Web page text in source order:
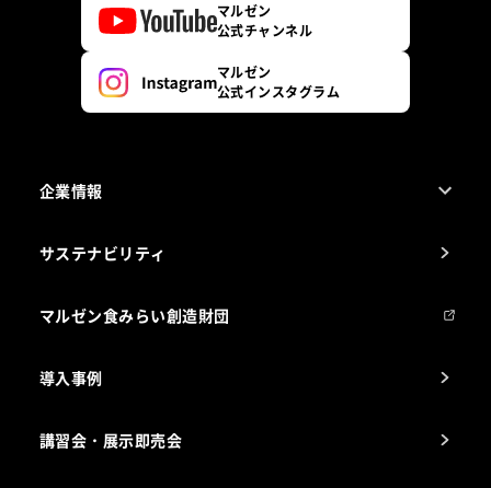
マルゼン
公式チャンネル
マルゼン
公式インスタグラム
企業情報
会社組織
製品の開発
事業所一覧
サステナビリティ
マルゼン食みらい創造財団
導入事例
講習会・展示即売会